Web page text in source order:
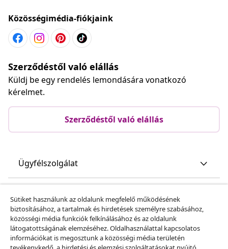
Közösségimédia-fiókjaink
Szerződéstől való elállás
Küldj be egy rendelés lemondására vonatkozó
kérelmet.
Szerződéstől való elállás
Ügyfélszolgálat
vidaXL
Sütiket használunk az oldalunk megfelelő működésének
biztosításához, a tartalmak és hirdetések személyre szabásához,
közösségi média funkciók felkínálásához és az oldalunk
látogatottságának elemzéséhez. Oldalhasználattal kapcsolatos
információkat is megosztunk a közösségi média területén